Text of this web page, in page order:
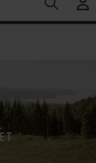
Spotpris just nu:
44